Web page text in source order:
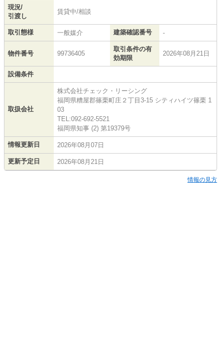
現況/
引渡し
賃貸中/相談
取引態様 一般媒介 建築確認番号 -
物件番号 99736405
取引条件の有
効期限
2026年08月21日
設備条件
取扱会社
株式会社チェック・リーシング
福岡県糟屋郡篠栗町庄２丁目3-15 シティハイツ篠栗 1
03
TEL:092-692-5521
福岡県知事 (2) 第19379号
情報更新日 2026年08月07日
更新予定日 2026年08月21日
情報の見方